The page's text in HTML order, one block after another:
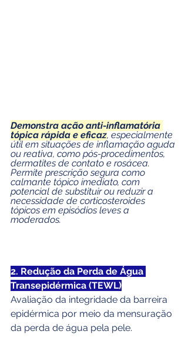
Demonstra ação anti-inflamatória
tópica rápida e eficaz, especialmente
útil em situações de inflamação aguda
ou reativa, como pós-procedimentos,
dermatites de contato e rosácea.
Permite prescrição segura como
calmante tópico imediato, com
potencial de substituir ou reduzir a
necessidade de corticosteroides
tópicos em episódios leves a
moderados.
2. Redução da Perda de Água
Transepidérmica (TEWL)
Avaliação da integridade da barreira
epidérmica por meio da mensuração
da perda de água pela pele.